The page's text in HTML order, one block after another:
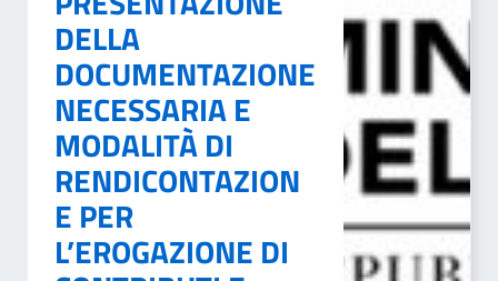
DELLA
DOCUMENTAZIONE
NECESSARIA E
MODALITÀ DI
RENDICONTAZION
E PER
L’EROGAZIONE DI